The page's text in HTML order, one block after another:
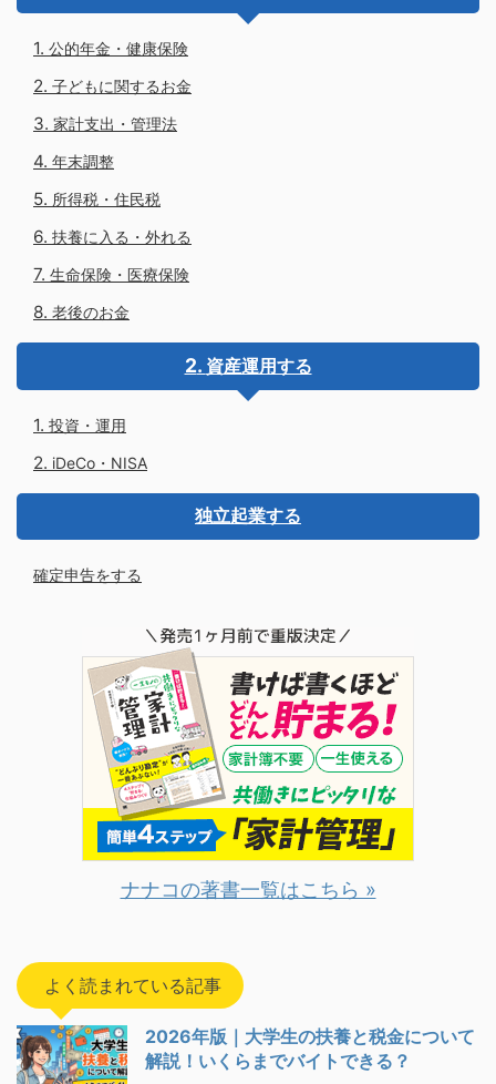
公的年金・健康保険
子どもに関するお金
家計支出・管理法
年末調整
所得税・住民税
扶養に入る・外れる
生命保険・医療保険
老後のお金
資産運用する
投資・運用
iDeCo・NISA
独立起業する
確定申告をする
ナナコの著書一覧はこちら »
よく読まれている記事
2026年版｜大学生の扶養と税金について
解説！いくらまでバイトできる？